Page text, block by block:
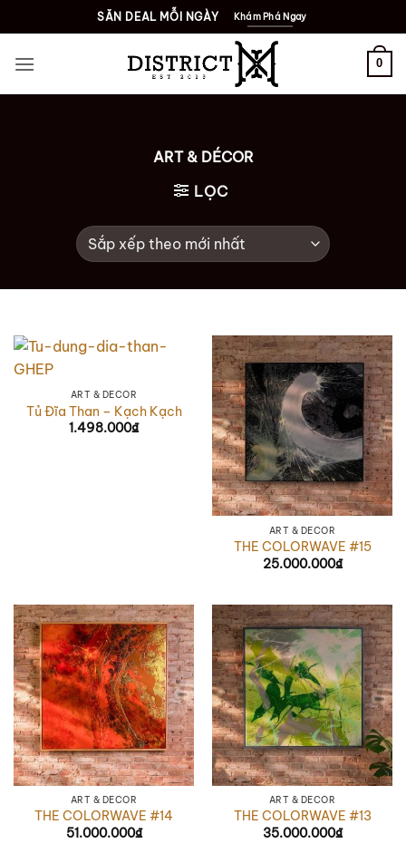
qua
nội
SĂN DEAL MỖI NGÀY Khám Phá Ngay
0
ART & DÉCOR
LỌC
ART & DÉCOR
Tủ Đĩa Than – Kạch Kạch
1.498.000₫
ART & DÉCOR
THE COLORWAVE #15
25.000.000₫
ART & DÉCOR
THE COLORWAVE #14
51.000.000₫
ART & DÉCOR
THE COLORWAVE #13
35.000.000₫